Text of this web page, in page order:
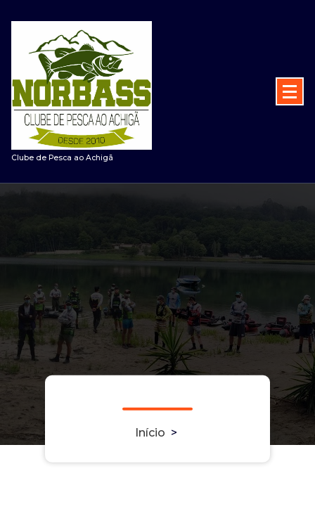
para
conteúdo
Clube de Pesca ao Achigã
Início >